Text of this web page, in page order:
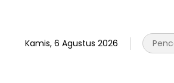
Kamis, 6 Agustus 2026